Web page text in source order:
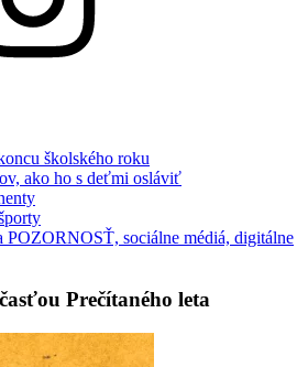
školského roku
ako ho s deťmi osláviť
POZORNOSŤ, sociálne médiá, digitálne
Prečítaného leta